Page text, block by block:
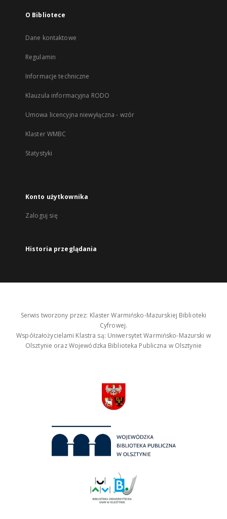
O Bibliotece
Dane kontaktowe
Regulamin
Informacje techniczne
Klauzula informacyjna RODO
Umowa licencyjna niewyłączna - wzór
Klaster WMBC
Statystyki
Konto użytkownika
Zaloguj się
Historia przeglądania
Serwis tworzony przez: Klaster Warmińsko-Mazurskiej Biblioteki
Cyfrowej.
Współzałożycielami Klastra są: Uniwersytet Warmińsko-Mazurski w
Olsztynie oraz Wojewódzka Biblioteka Publiczna w Olsztynie